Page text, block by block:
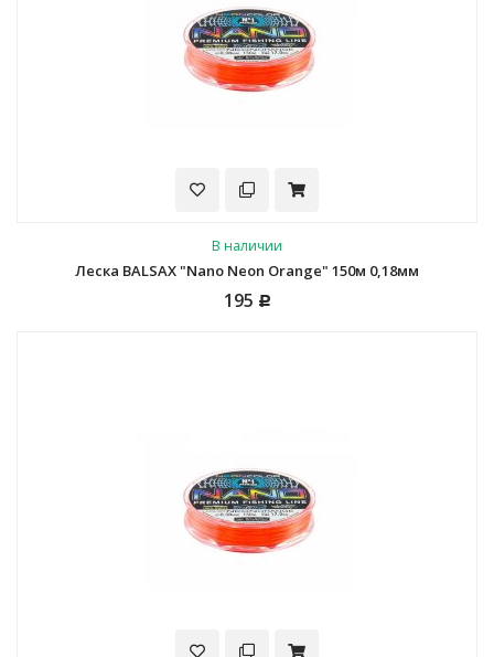
В наличии
Леска BALSAX "Nano Neon Orange" 150м 0,18мм
195 Р